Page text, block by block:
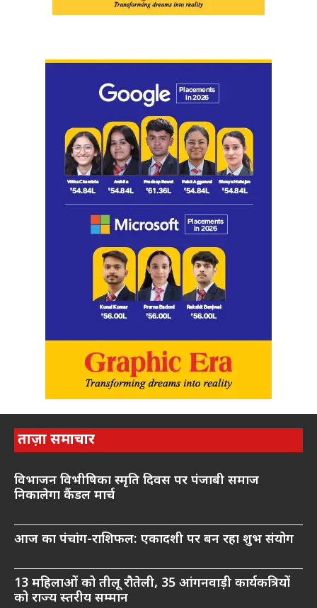
ताज़ा समाचार
विभाजन विभीषिका स्मृति दिवस पर पंजाबी समाज
निकालेगा कैंडल मार्च
आज का पंचांग-राशिफल: एकादशी पर बन रहा शुभ संयोग
13 महिलाओं को तीलू रौतेली, 35 आंगनवाड़ी कार्यकत्रियों
को राज्य स्तरीय सम्मान